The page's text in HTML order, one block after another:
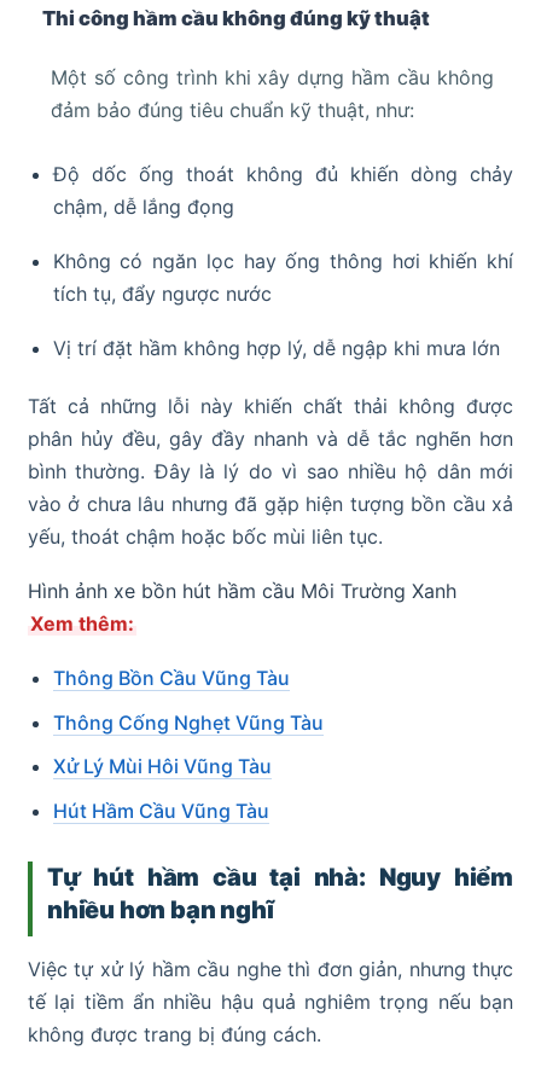
Thi công hầm cầu không đúng kỹ thuật
Một số công trình khi xây dựng hầm cầu không
đảm bảo đúng tiêu chuẩn kỹ thuật, như:
Độ dốc ống thoát không đủ khiến dòng chảy
chậm, dễ lắng đọng
Không có ngăn lọc hay ống thông hơi khiến khí
tích tụ, đẩy ngược nước
Vị trí đặt hầm không hợp lý, dễ ngập khi mưa lớn
Tất cả những lỗi này khiến chất thải không được
phân hủy đều, gây đầy nhanh và dễ tắc nghẽn hơn
bình thường. Đây là lý do vì sao nhiều hộ dân mới
vào ở chưa lâu nhưng đã gặp hiện tượng bồn cầu xả
yếu, thoát chậm hoặc bốc mùi liên tục.
Hình ảnh xe bồn hút hầm cầu Môi Trường Xanh
Xem thêm:
Thông Bồn Cầu Vũng Tàu
Thông Cống Nghẹt Vũng Tàu
Xử Lý Mùi Hôi Vũng Tàu
Hút Hầm Cầu Vũng Tàu
Tự hút hầm cầu tại nhà: Nguy hiểm
nhiều hơn bạn nghĩ
Việc tự xử lý hầm cầu nghe thì đơn giản, nhưng thực
tế lại tiềm ẩn nhiều hậu quả nghiêm trọng nếu bạn
không được trang bị đúng cách.